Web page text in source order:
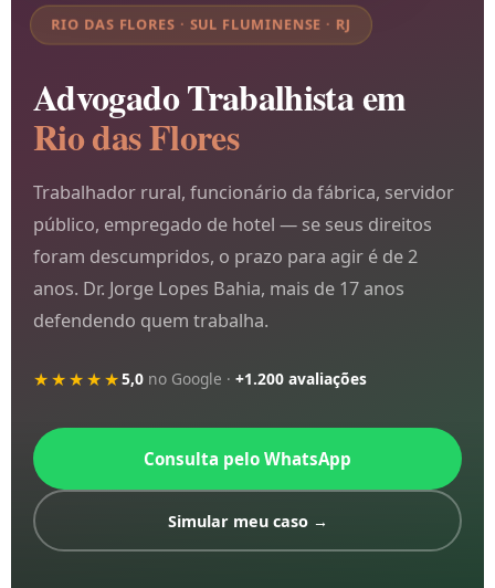
RIO DAS FLORES · SUL FLUMINENSE · RJ
Advogado Trabalhista em
Rio das Flores
Trabalhador rural, funcionário da fábrica, servidor
público, empregado de hotel — se seus direitos
foram descumpridos, o prazo para agir é de 2
anos. Dr. Jorge Lopes Bahia, mais de 17 anos
defendendo quem trabalha.
★★★★★5,0 no Google · +1.200 avaliações
Consulta pelo WhatsApp
Simular meu caso →